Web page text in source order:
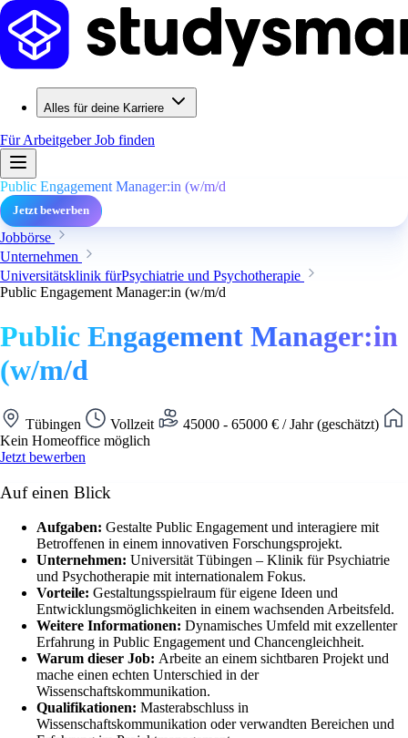
Alles für deine Karriere
Für ArbeitgeberJob finden
Public Engagement Manager:in (w/m/d
Jetzt bewerben
Jobbörse
Unternehmen
Universitätsklinik fürPsychiatrie und Psychotherapie
Public Engagement Manager:in (w/m/d
Public Engagement Manager:in
(w/m/d
Tübingen Vollzeit
45000 - 65000 € / Jahr (geschätzt)
Kein Homeoffice möglich
Jetzt bewerben
Auf einen Blick
Aufgaben: Gestalte Public Engagement und interagiere mit
Betroffenen in einem innovativen Forschungsprojekt.
Unternehmen: Universität Tübingen – Klinik für Psychiatrie
und Psychotherapie mit internationalem Fokus.
Vorteile: Gestaltungsspielraum für eigene Ideen und
Entwicklungsmöglichkeiten in einem wachsenden Arbeitsfeld.
Weitere Informationen: Dynamisches Umfeld mit exzellenter
Erfahrung in Public Engagement und Chancengleichheit.
Warum dieser Job: Arbeite an einem sichtbaren Projekt und
mache einen echten Unterschied in der
Wissenschaftskommunikation.
Qualifikationen: Masterabschluss in
Wissenschaftskommunikation oder verwandten Bereichen und